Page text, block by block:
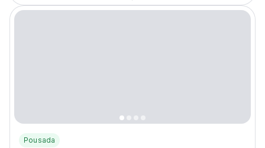
Pousada